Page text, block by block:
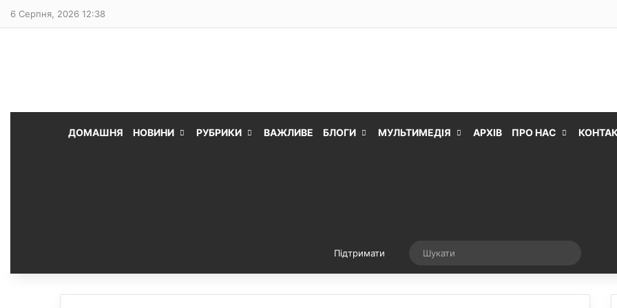
6 Серпня, 2026 12:38
ДОМАШНЯ НОВИНИ РУБРИКИ ВАЖЛИВЕ БЛОГИ МУЛЬТИМЕДІЯ АРХІВ ПРО НАС
Підтримати Випадкова стаття